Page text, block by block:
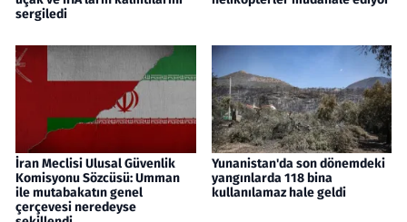
sergiledi
İran Meclisi Ulusal Güvenlik
Komisyonu Sözcüsü: Umman
ile mutabakatın genel
çerçevesi neredeyse
Yunanistan'da son dönemdeki
yangınlarda 118 bina
kullanılamaz hale geldi